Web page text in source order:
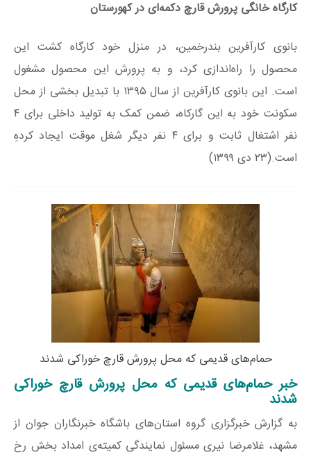
کارگاه خانگی پرورش قارچ دکمه‌ای در کهورستان
بانوی کارآفرین بندرخمین، در منزل خود کارگاه کشت این
محصول را راه‌اندازی کرد، و به پرورش این محصول مشغول
است. این بانوی کارآفرین از سال ۱۳۹۵ با تبدیل بخشی از محل
سکونت خود به این گارکاه، ضمن کمک به تولید داخلی برای ۴
نفر اشتغال ثابت و برای ۴ نفر دیگر شغل موقت ایجاد کردهِ
است.(۲۳ دی ۱۳۹۹)
حمام‌های قدیمی که محل پرورش قارچ خوراکی شدند
خبر حمام‌های قدیمی که محل پرورش قارچ خوراکی
شدند
به گزارش خبرگزاری گروه استان‌های باشگاه خبرنگاران جوان از
مشهد، غلامرضا نیری مسئول نمایندگی کمیته‌ی امداد بخش رخ